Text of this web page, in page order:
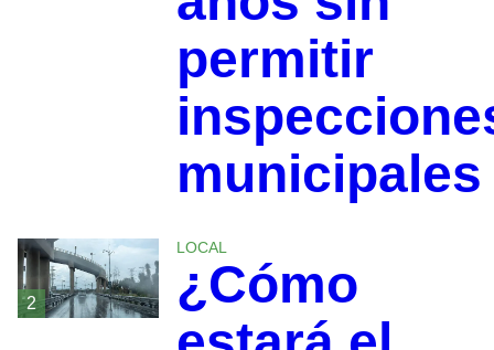
permitir
municipales
2
LOCAL
¿Cómo